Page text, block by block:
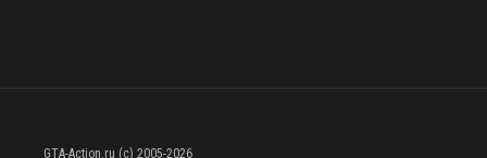
GTA-Action.ru (c) 2005-2026